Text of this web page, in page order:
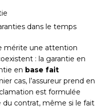
dans le temps
mérite une attention
: la garantie en
en base fait
cas, l’assureur prend en
est formulée
du contrat, même si le fait